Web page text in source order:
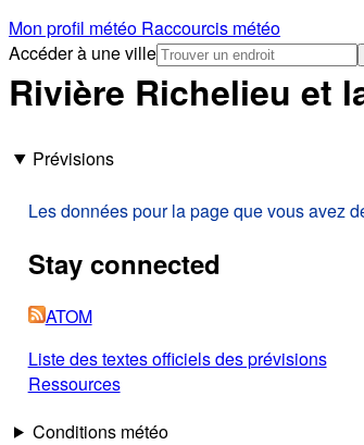
Mon profil météo Raccourcis météo
Accéder à une ville
Rivière Richelieu et
Prévisions
Les données pour la page que vous avez
Stay connected
ATOM
Liste des textes officiels des prévisions
Ressources
Conditions météo